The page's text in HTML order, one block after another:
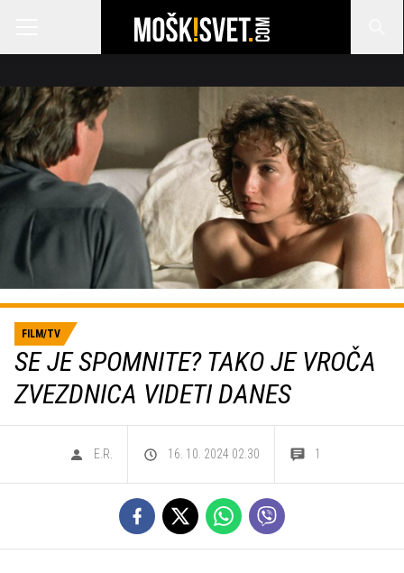
FILM/TV
SE JE SPOMNITE? TAKO JE VROČA
ZVEZDNICA VIDETI DANES
E.R. 16. 10. 2024 02.30 1